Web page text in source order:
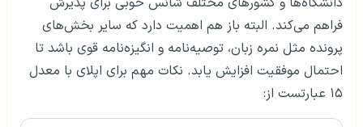
فراهم می‌کند. البته باز هم اهمیت دارد که سایر بخش‌های
پرونده مثل نمره زبان، توصیه‌نامه و انگیزه‌نامه قوی باشد تا
احتمال موفقیت افزایش یابد. نکات مهم برای اپلای با معدل
۱۵ عبارتست از: